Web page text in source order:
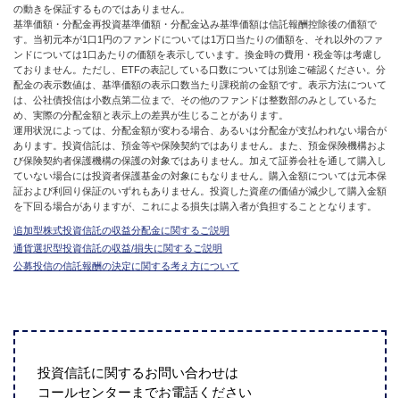
の動きを保証するものではありません。
基準価額・分配金再投資基準価額・分配金込み基準価額は信託報酬控除後の価額で
す。当初元本が1口1円のファンドについては1万口当たりの価額を、それ以外のファ
ンドについては1口あたりの価額を表示しています。換金時の費用・税金等は考慮し
ておりません。ただし、ETFの表記している口数については別途ご確認ください。分
配金の表示数値は、基準価額の表示口数当たり課税前の金額です。表示方法について
は、公社債投信は小数点第二位まで、その他のファンドは整数部のみとしているた
め、実際の分配金額と表示上の差異が生じることがあります。
運用状況によっては、分配金額が変わる場合、あるいは分配金が支払われない場合が
あります。投資信託は、預金等や保険契約ではありません。また、預金保険機構およ
び保険契約者保護機構の保護の対象ではありません。加えて証券会社を通して購入し
ていない場合には投資者保護基金の対象にもなりません。購入金額については元本保
証および利回り保証のいずれもありません。投資した資産の価値が減少して購入金額
を下回る場合がありますが、これによる損失は購入者が負担することとなります。
追加型株式投資信託の収益分配金に関するご説明
通貨選択型投資信託の収益/損失に関するご説明
公募投信の信託報酬の決定に関する考え方について
投資信託に関するお問い合わせは
コールセンターまでお電話ください